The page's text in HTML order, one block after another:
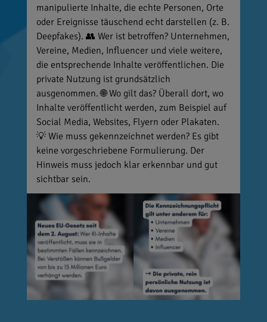
manipulierte Inhalte, die echte Personen, Orte
oder Ereignisse täuschend echt darstellen (z. B.
Deepfakes). 👥 Wer ist betroffen? Unternehmen,
Vereine, Medien, Influencer und viele weitere,
die entsprechende Inhalte veröffentlichen. Die
private Nutzung ist grundsätzlich
ausgenommen. 🌐 Wo gilt das? Überall dort, wo
Inhalte veröffentlicht werden, zum Beispiel auf
Social Media, Websites, Flyern oder Plakaten.
💡 Wie muss gekennzeichnet werden? Es gibt
keine vorgeschriebene Formulierung. Der
Hinweis muss jedoch klar erkennbar und gut
sichtbar sein.